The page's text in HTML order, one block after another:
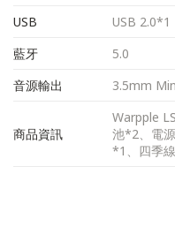
USB
USB 2.0*1
藍牙
5.0
音源輸出
3.5mm
商品資訊
Warpple
池*2、電
*1、四季